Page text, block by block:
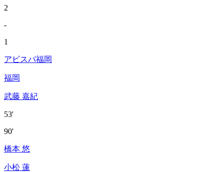
2
-
1
アビスパ福岡
福岡
武藤 嘉紀
53'
90'
橋本 悠
小松 蓮